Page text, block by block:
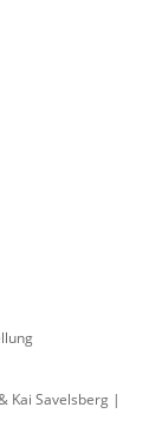
Kai Savelsberg |